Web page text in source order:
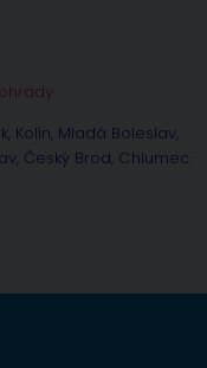
Kolín, Mladá Boleslav,
Český Brod, Chlumec